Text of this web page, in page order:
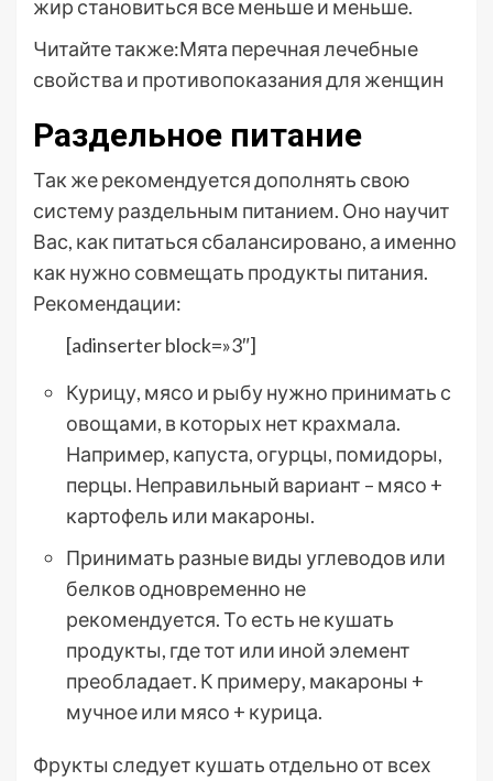
жир становиться все меньше и меньше.
Читайте также:Мята перечная лечебные
свойства и противопоказания для женщин
Раздельное питание
Так же рекомендуется дополнять свою
систему раздельным питанием. Оно научит
Вас, как питаться сбалансировано, а именно
как нужно совмещать продукты питания.
Рекомендации:
[adinserter block=»3″]
Курицу, мясо и рыбу нужно принимать с
овощами, в которых нет крахмала.
Например, капуста, огурцы, помидоры,
перцы. Неправильный вариант – мясо +
картофель или макароны.
Принимать разные виды углеводов или
белков одновременно не
рекомендуется. То есть не кушать
продукты, где тот или иной элемент
преобладает. К примеру, макароны +
мучное или мясо + курица.
Фрукты следует кушать отдельно от всех